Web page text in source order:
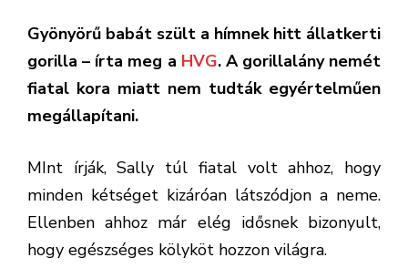
Gyönyörű babát szült a hímnek hitt állatkerti
gorilla – írta meg a HVG. A gorillalány nemét
fiatal kora miatt nem tudták egyértelműen
megállapítani.
MInt írják, Sally túl fiatal volt ahhoz, hogy
minden kétséget kizáróan látszódjon a neme.
Ellenben ahhoz már elég idősnek bizonyult,
hogy egészséges kölyköt hozzon világra.